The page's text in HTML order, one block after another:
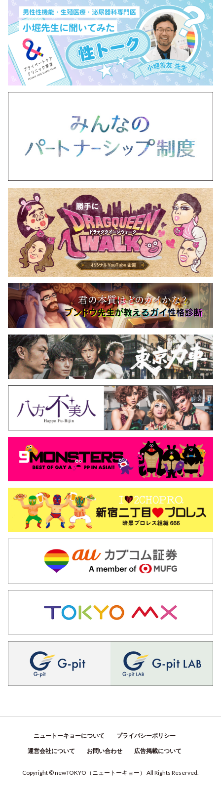
ニュートーキョーについて プライバシーポリシー
運営会社について お問い合わせ 広告掲載について
Copyright © newTOKYO （ ニュートーキョー ） All Rights Reserved.